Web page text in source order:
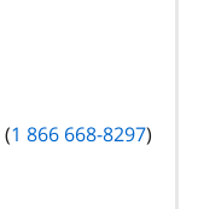
(1 866 668-8297)